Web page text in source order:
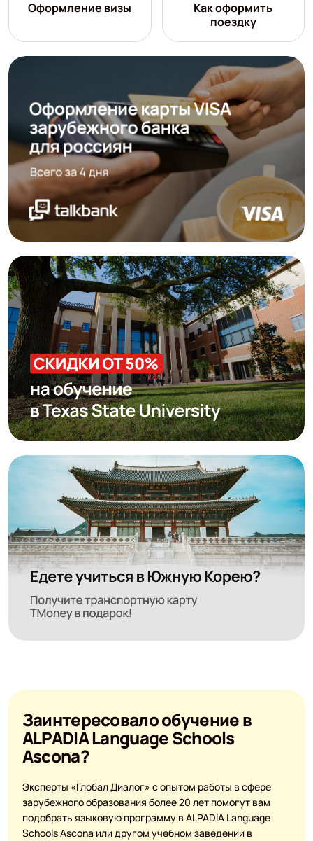
Оформление визы
Как оформить
поездку
Заинтересовало обучение в
ALPADIA Language Schools
Ascona?
Эксперты «Глобал Диалог» с опытом работы в сфере
зарубежного образования более 20 лет помогут вам
подобрать языковую программу в ALPADIA Language
Schools Ascona или другом учебном заведении в